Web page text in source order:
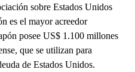
sobre Estados Unidos
es el mayor acreedor
posee US$ 1.100 millones
que se utilizan para
de Estados Unidos.